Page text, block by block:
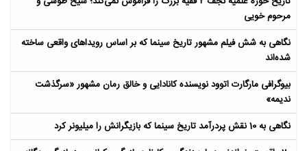
مرحوم خویی
نگاهی به شش فیلم مشهور تاریخ سینما که بر اساس رویداهای واقعی ساخته
شده‌اند
بیوگرافی مارگارت اتوود نویسنده کانادایی و خالق رمان مشهور «سرگذشت
ندیمه»
نگاهی به 10 نقش پردرآمد تاریخ سینما که بازیگرانش را میلیونر کرد